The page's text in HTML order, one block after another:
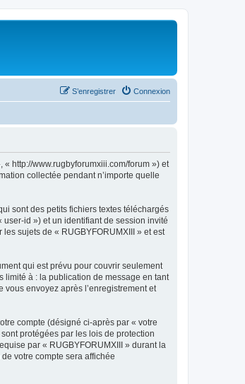
Connexion
S’enregistrer
http://www.rugbyforumxiii.com/forum ») et
collectée pendant n’importe quelle
sont des petits fichiers textes téléchargés
id ») et un identifiant de session invité
sujets de « RUGBYFORUMXIII » et est
qui est prévu pour couvrir seulement
limité à : la publication de message en tant
vous envoyez après l’enregistrement et
compte (désigné ci-après par « votre
protégées par les lois de protection
par « RUGBYFORUMXIII » durant la
votre compte sera affichée